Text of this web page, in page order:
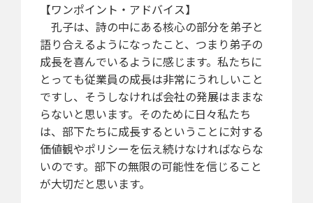
【ワンポイント・アドバイス】
孔子は、詩の中にある核心の部分を弟子と
語り合えるようになったこと、つまり弟子の
成長を喜んでいるように感じます。私たちに
とっても従業員の成長は非常にうれしいこと
ですし、そうしなければ会社の発展はままな
らないと思います。そのために日々私たち
は、部下たちに成長するということに対する
価値観やポリシーを伝え続けなければならな
いのです。部下の無限の可能性を信じること
が大切だと思います。